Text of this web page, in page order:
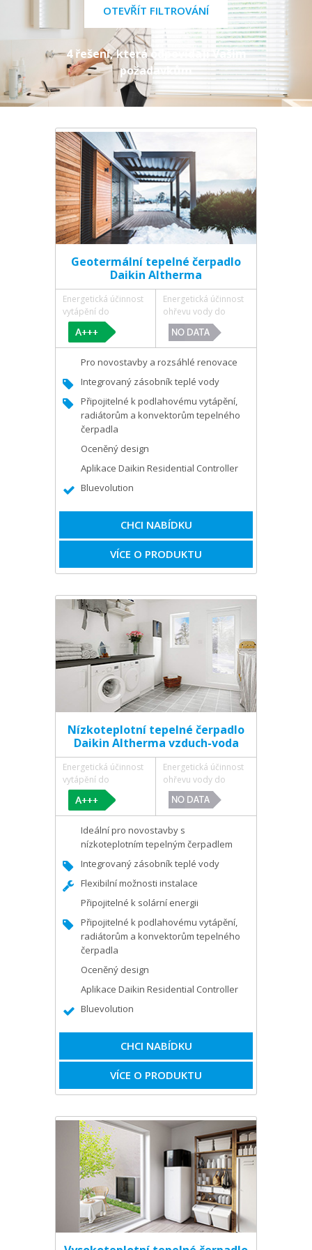
OTEVŘÍT FILTROVÁNÍ
4 řešení, která odpovídají Vašim
požadavkům
Geotermální tepelné čerpadlo
Daikin Altherma
Energetická účinnost
vytápění do
Energetická účinnost
ohřevu vody do
Pro novostavby a rozsáhlé renovace
Integrovaný zásobník teplé vody
Připojitelné k podlahovému vytápění,
radiátorům a konvektorům tepelného
čerpadla
Oceněný design
Aplikace Daikin Residential Controller
Bluevolution
CHCI NABÍDKU
VÍCE O PRODUKTU
Nízkoteplotní tepelné čerpadlo
Daikin Altherma vzduch-voda
Energetická účinnost
vytápění do
Energetická účinnost
ohřevu vody do
Ideální pro novostavby s
nízkoteplotním tepelným čerpadlem
Integrovaný zásobník teplé vody
Flexibilní možnosti instalace
Připojitelné k solární energii
Připojitelné k podlahovému vytápění,
radiátorům a konvektorům tepelného
čerpadla
Oceněný design
Aplikace Daikin Residential Controller
Bluevolution
CHCI NABÍDKU
VÍCE O PRODUKTU